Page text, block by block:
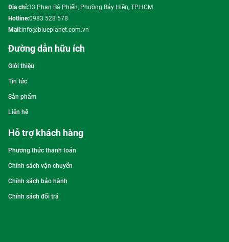
Địa chỉ:33 Phan Bá Phiến, Phường Bảy Hiền, TP.HCM
Hotline:0983 528 578
Mail:info@blueplanet.com.vn
Đường dẫn hữu ích
Giới thiệu
Tin tức
Sản phẩm
Liên hệ
Hỗ trợ khách hàng
Phương thức thanh toán
Chính sách vận chuyển
Chính sách bảo hành
Chính sách đổi trả